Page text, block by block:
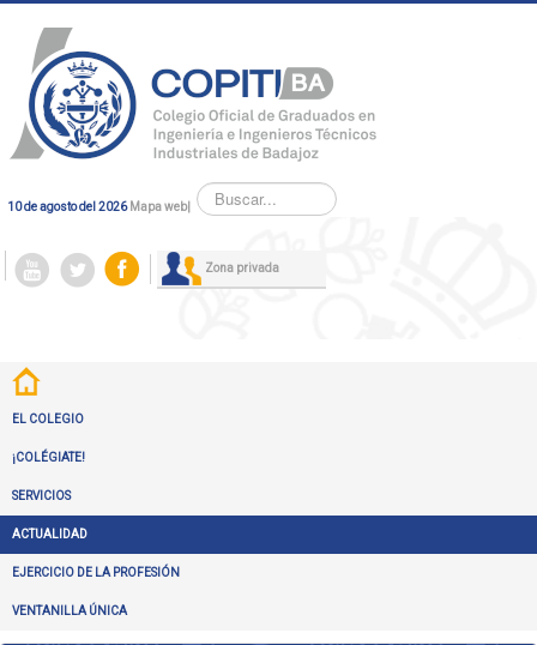
10 de agosto del 2026 Mapa web|
Buscar...
Zona privada
EL COLEGIO
¡COLÉGIATE!
SERVICIOS
ACTUALIDAD
EJERCICIO DE LA PROFESIÓN
VENTANILLA ÚNICA